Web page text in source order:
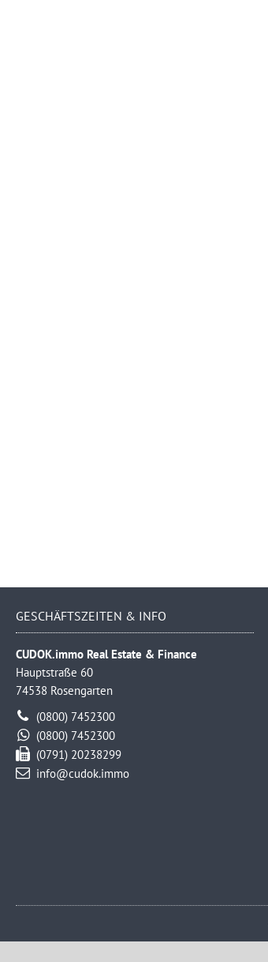
GESCHÄFTSZEITEN & INFO
CUDOK.immo Real Estate & Finance
Hauptstraße 60
74538 Rosengarten
(0800) 7452300
(0800) 7452300
(0791) 20238299
info@cudok.immo